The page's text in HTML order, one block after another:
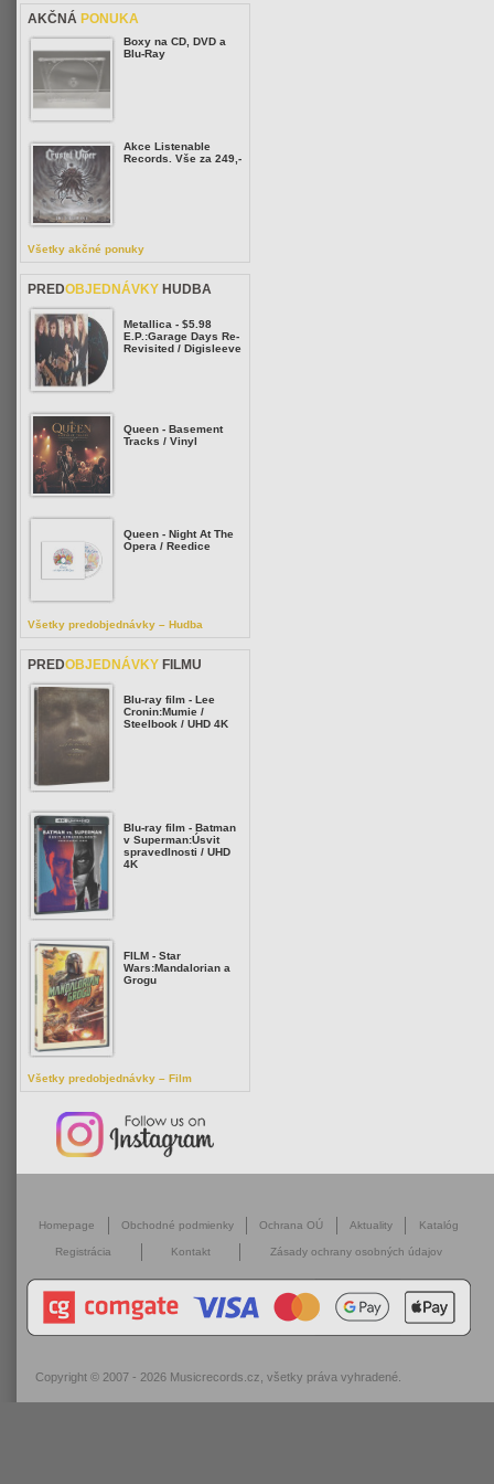
AKČNÁ PONUKA
Boxy na CD, DVD a
Blu-Ray
Akce Listenable
Records. Vše za 249,-
Všetky akčné ponuky
PREDOBJEDNÁVKY HUDBA
Metallica - $5.98
E.P.:Garage Days Re-
Revisited / Digisleeve
Queen - Basement
Tracks / Vinyl
Queen - Night At The
Opera / Reedice
Všetky predobjednávky – Hudba
PREDOBJEDNÁVKY FILMU
Blu-ray film - Lee
Cronin:Mumie /
Steelbook / UHD 4K
Blu-ray film - Batman
v Superman:Úsvit
spravedlnosti / UHD
4K
FILM - Star
Wars:Mandalorian a
Grogu
Všetky predobjednávky – Film
Homepage Obchodné podmienky Ochrana OÚ Aktuality Katalóg
Registrácia Kontakt Zásady ochrany osobných údajov
Copyright © 2007 - 2026 Musicrecords.cz , všetky práva vyhradené.